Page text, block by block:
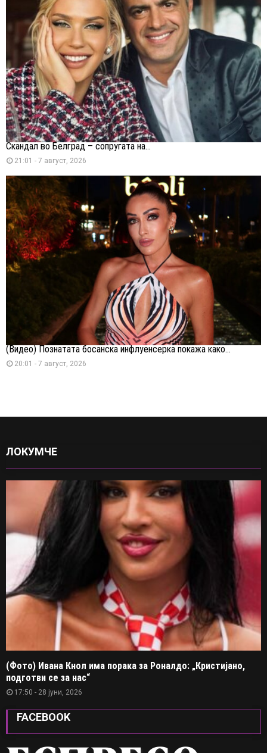
Скандал во Белград – сопругата на...
21:01 - 7 август, 2026
(Видео) Познатата босанска инфлуенсерка покажа како...
20:01 - 7 август, 2026
ЛОКУМЧЕ
(Фото) Ивана Кнол има порака за Роналдо: „Кристијано,
подготви се за нас“
17:50 - 28 јуни, 2026
FACEBOOK